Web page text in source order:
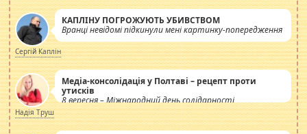
КАПЛІНУ ПОГРОЖУЮТЬ УБИВСТВОМ
Вранці невідомі підкинули мені картинку-попередження
Сергій Каплін
Медіа-консолідація у Полтаві – рецепт проти
утисків
8 вересня – Міжнародний день солідарності
журналістів.
Надія Труш